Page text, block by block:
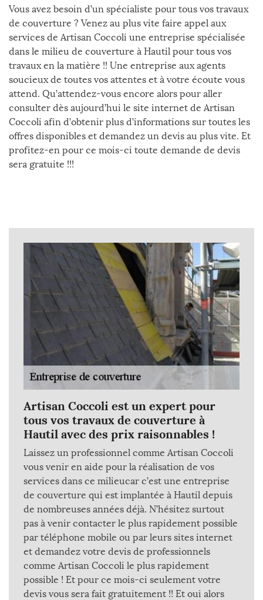
Vous avez besoin d’un spécialiste pour tous vos travaux
de couverture ? Venez au plus vite faire appel aux
services de Artisan Coccoli une entreprise spécialisée
dans le milieu de couverture à Hautil pour tous vos
travaux en la matière !! Une entreprise aux agents
soucieux de toutes vos attentes et à votre écoute vous
attend. Qu’attendez-vous encore alors pour aller
consulter dès aujourd’hui le site internet de Artisan
Coccoli afin d’obtenir plus d’informations sur toutes les
offres disponibles et demandez un devis au plus vite. Et
profitez-en pour ce mois-ci toute demande de devis
sera gratuite !!!
Artisan Coccoli est un expert pour
tous vos travaux de couverture à
Hautil avec des prix raisonnables !
Laissez un professionnel comme Artisan Coccoli
vous venir en aide pour la réalisation de vos
services dans ce milieucar c’est une entreprise
de couverture qui est implantée à Hautil depuis
de nombreuses années déjà. N’hésitez surtout
pas à venir contacter le plus rapidement possible
par téléphone mobile ou par leurs sites internet
et demandez votre devis de professionnels
comme Artisan Coccoli le plus rapidement
possible ! Et pour ce mois-ci seulement votre
devis vous sera fait gratuitement !! Et oui alors